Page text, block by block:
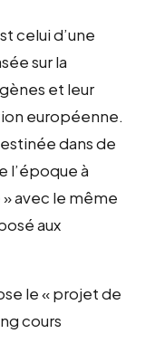
celui d’une
sur la
et leur
européenne.
dans de
l’époque à
» avec le même
aux
le « projet de
cours